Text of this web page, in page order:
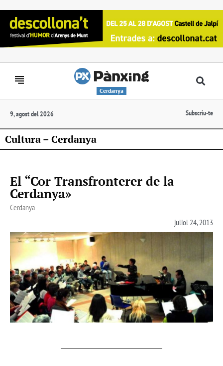
Cerdanya
9, agost del 2026 Subscriu-te
Cultura – Cerdanya
El “Cor Transfronterer de la
Cerdanya»
Cerdanya
juliol 24, 2013